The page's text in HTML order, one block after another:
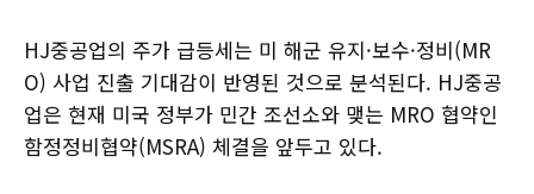
HJ중공업의 주가 급등세는 미 해군 유지·보수·정비(MR
O) 사업 진출 기대감이 반영된 것으로 분석된다. HJ중공
업은 현재 미국 정부가 민간 조선소와 맺는 MRO 협약인
함정정비협약(MSRA) 체결을 앞두고 있다.